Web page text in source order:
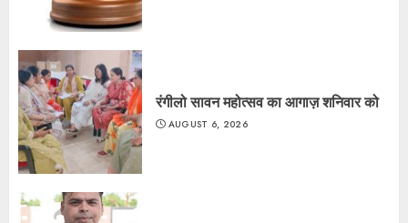
रंगीलो सावन महोत्सव का आगाज़ शनिवार को
AUGUST 6, 2026